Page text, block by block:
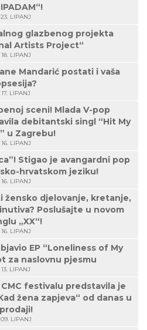
23. LIPANJ
glazbenog projekta
Artists Project“
18. LIPANJ
Mandarić postati i vaša
17. LIPANJ
sceni! Mlada V-pop
debitantski singl “Hit My
u Zagrebu!
16. LIPANJ
Stigao je avangardni pop
hrvatskom jeziku!
16. LIPANJ
žensko djelovanje, kretanje,
Poslušajte u novom
„XX“!
16. LIPANJ
EP “Loneliness of My
za naslovnu pjesmu
13. LIPANJ
festivalu predstavila je
žena zapjeva“ od danas u
prodaji!
09. LIPANJ